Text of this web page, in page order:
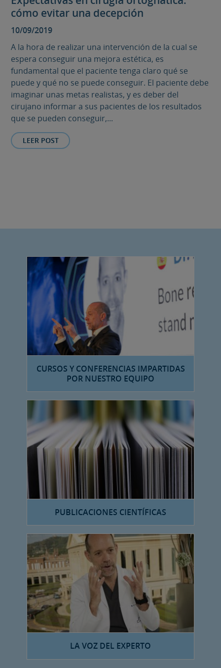
cómo evitar una decepción
10/09/2019
A la hora de realizar una intervención de la cual se
espera conseguir una mejora estética, es
fundamental que el paciente tenga claro qué se
puede y qué no se puede conseguir. El paciente debe
imaginar unas metas realistas, y es deber del
cirujano informar a sus pacientes de los resultados
que se pueden conseguir,...
LEER POST
CURSOS Y CONFERENCIAS IMPARTIDAS
POR NUESTRO EQUIPO
PUBLICACIONES CIENTÍFICAS
LA VOZ DEL EXPERTO